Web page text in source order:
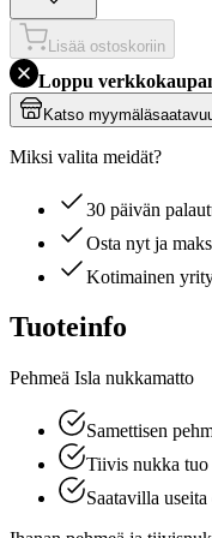
Lisää ostoskoriin
Loppu
Katso
Miksi valita meidät?
30 päivän
Osta nyt ja
Kotimainen
Tuoteinfo
Pehmeä Isla nukkamatto
Samettisen
Tiivis nukka tuo
Saatavilla